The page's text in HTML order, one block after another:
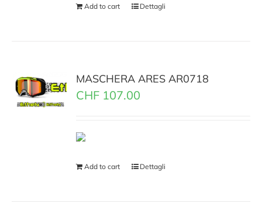
Add to cart Dettagli
MASCHERA ARES AR0718
CHF 107.00
Add to cart Dettagli